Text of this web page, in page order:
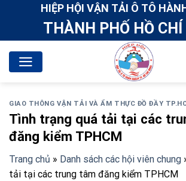
HIỆP HỘI VẬN TẢI Ô TÔ
THÀNH PHỐ HỒ CHÍ
GIAO THÔNG VẬN TẢI VÀ ẨM THỰC ĐỒ ĐẦY
Tình trạng quá tải tại các
đăng kiểm TPHCM
Trang chủ » Danh sách các hội viên chung
tải tại các trung tâm đăng kiểm TPHCM